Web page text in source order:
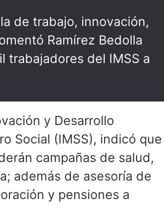
de trabajo, innovación,
Ramírez Bedolla
trabajadores del IMSS a
y Desarrollo
Social (IMSS), indicó que
campañas de salud,
además de asesoría de
y pensiones a